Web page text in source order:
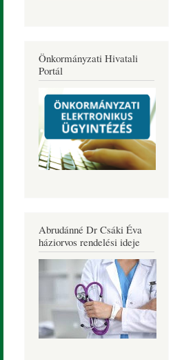
Önkormányzati Hivatali
Portál
Abrudánné Dr Csáki Éva
háziorvos rendelési ideje